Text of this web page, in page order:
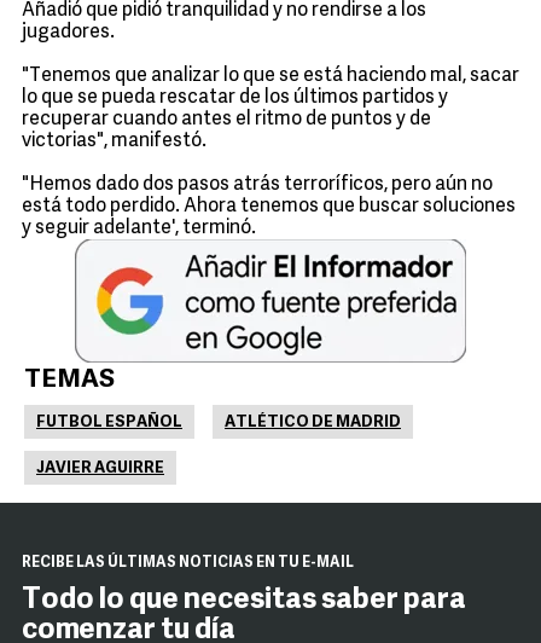
Añadió que pidió tranquilidad y no rendirse a los
jugadores.
"Tenemos que analizar lo que se está haciendo mal, sacar
lo que se pueda rescatar de los últimos partidos y
recuperar cuando antes el ritmo de puntos y de
victorias", manifestó.
"Hemos dado dos pasos atrás terroríficos, pero aún no
está todo perdido. Ahora tenemos que buscar soluciones
y seguir adelante', terminó.
TEMAS
FUTBOL ESPAÑOL ATLÉTICO DE MADRID
JAVIER AGUIRRE
RECIBE LAS ÚLTIMAS NOTICIAS EN TU E-MAIL
Todo lo que necesitas saber para
comenzar tu día